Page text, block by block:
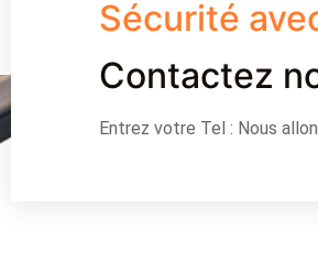
Sécurité
Contactez
Entrez votre Tel : Nous